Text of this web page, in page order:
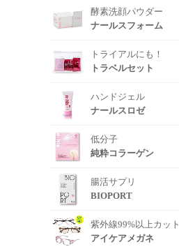
酵素洗顔パウダー
ナールスフォーム
トライアルにも！
トラベルセット
ハンドジェル
ナールスロゼ
低分子
純粋コラーゲン
腸活サプリ
BIOPORT
紫外線99%以上カット
アイケアメガネ